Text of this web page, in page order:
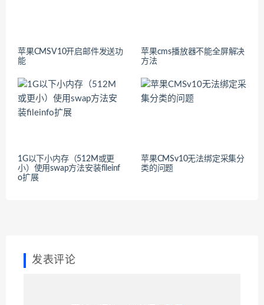
苹果CMSV10开启邮件发送功
能
苹果cms播放器不能全屏解决
方法
1G以下小内存（512M或更
小）使用swap方法安装fileinf
o扩展
苹果CMSv10无法绑定采集分
类的问题
发表评论